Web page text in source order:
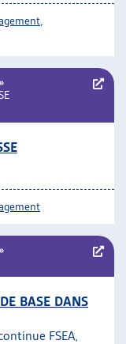
BASE DANS
FSEA,